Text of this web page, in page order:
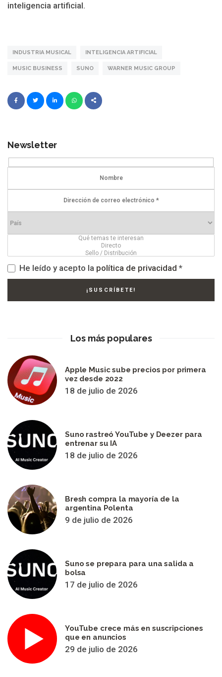
inteligencia artificial.
INDUSTRIA MUSICAL INTELIGENCIA ARTIFICIAL
MUSIC BUSINESS SUNO WARNER MUSIC GROUP
Newsletter
He leído y acepto la política de privacidad *
Los más populares
Apple Music sube precios por primera
vez desde 2022
18 de julio de 2026
Suno rastreó YouTube y Deezer para
entrenar su IA
18 de julio de 2026
Bresh compra la mayoría de la
argentina Polenta
9 de julio de 2026
Suno se prepara para una salida a
bolsa
17 de julio de 2026
YouTube crece más en suscripciones
que en anuncios
29 de julio de 2026